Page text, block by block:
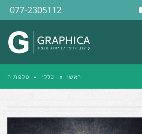
077-2305112
ראשי » כללי » טלפתיה